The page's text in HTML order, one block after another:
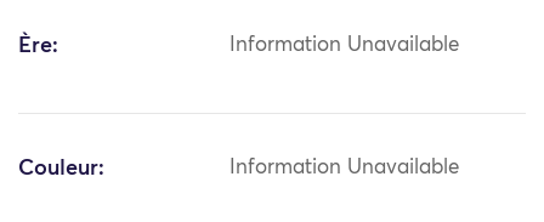
Ère: Information Unavailable
Couleur: Information Unavailable